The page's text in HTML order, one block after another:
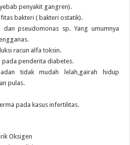
penyakit gangren).
bakteri ( bakteri ostatik).
pseudomonas sp. Yang umumnya
racun alfa toksin.
pada penderita diabetes.
tidak mudah lelah,gairah hidup
pulas.
pada kasus infertilitas.
Oksigen